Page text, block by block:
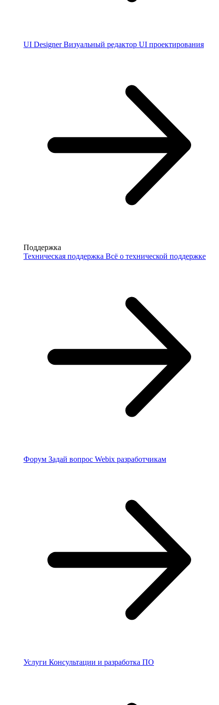
UI Designer Визуальный редактор UI проектирования
Поддержка
Техническая поддержка Всё о технической поддержке
Форум Задай вопрос Webix разработчикам
Услуги Консультации и разработка ПО